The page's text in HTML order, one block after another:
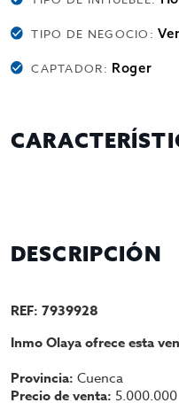
TIPO DE NEGOCIO:
CAPTADOR: Roger
DESCRIPCIÓN
REF: 7939928
Inmo Olaya ofrece esta
Provincia: Cuenca
Precio de venta: 5.000.000